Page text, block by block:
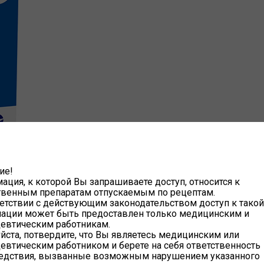
к которой Вы запрашиваете доступ, относится к
препаратам отпускаемым по рецептам.
с действующим законодательством доступ к такой
может быть предоставлен только медицинским и
работникам.
потвердите, что Вы являетесь медицинским или
работником и берете на себя ответственность
вызванные возможным нарушением указанного